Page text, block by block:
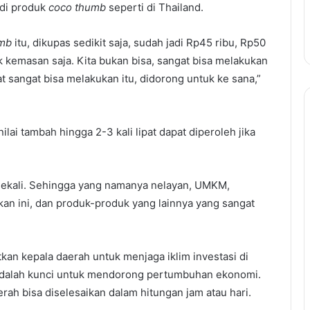
produk coco thumb seperti di Thailand.
itu, dikupas sedikit saja, sudah jadi Rp45 ribu, Rp50
saja. Kita bukan bisa, sangat bisa melakukan
bisa melakukan itu, didorong untuk ke sana,”
tambah hingga 2-3 kali lipat dapat diperoleh jika
Sehingga yang namanya nelayan, UMKM,
ini, dan produk-produk yang lainnya yang sangat
kepala daerah untuk menjaga iklim investasi di
kunci untuk mendorong pertumbuhan ekonomi.
bisa diselesaikan dalam hitungan jam atau hari.